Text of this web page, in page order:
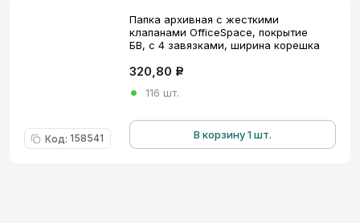
Код: 158541
Папка архивная с жесткими
клапанами OfficeSpace, покрытие
БВ, с 4 завязками, ширина корешка
320,80 Р
116 шт.
В корзину 1 шт.